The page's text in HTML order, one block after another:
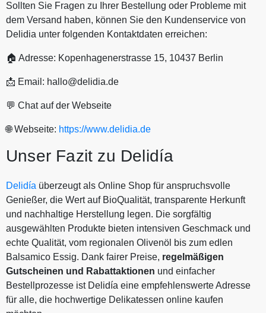
Sollten Sie Fragen zu Ihrer Bestellung oder Probleme mit
dem Versand haben, können Sie den Kundenservice von
Delidia unter folgenden Kontaktdaten erreichen:
🏠 Adresse: Kopenhagenerstrasse 15, 10437 Berlin
📩 Email: hallo@delidia.de
💬 Chat auf der Webseite
🌐 Webseite: https://www.delidia.de
Unser Fazit zu Delidía
Delidía überzeugt als Online Shop für anspruchsvolle
Genießer, die Wert auf BioQualität, transparente Herkunft
und nachhaltige Herstellung legen. Die sorgfältig
ausgewählten Produkte bieten intensiven Geschmack und
echte Qualität, vom regionalen Olivenöl bis zum edlen
Balsamico Essig. Dank fairer Preise, regelmäßigen
Gutscheinen und Rabattaktionen und einfacher
Bestellprozesse ist Delidía eine empfehlenswerte Adresse
für alle, die hochwertige Delikatessen online kaufen